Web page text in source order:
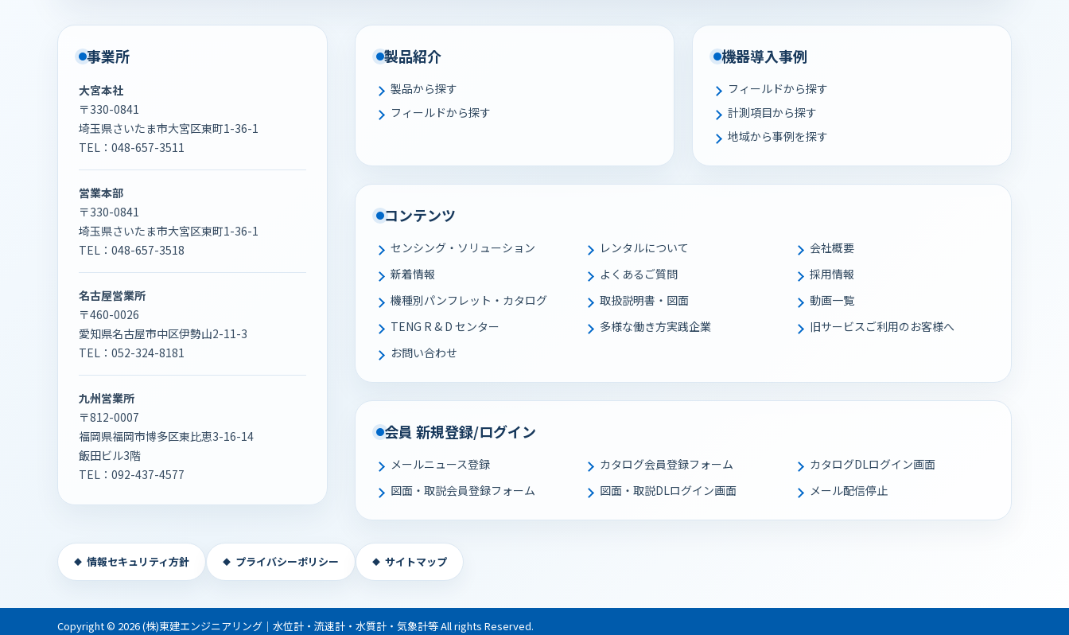
事業所
大宮本社
〒330-0841
埼玉県さいたま市大宮区東町1-36-1
TEL： 048-657-3511
営業本部
〒330-0841
埼玉県さいたま市大宮区東町1-36-1
TEL： 048-657-3518
名古屋営業所
〒460-0026
愛知県名古屋市中区伊勢山2-11-3
TEL： 052-324-8181
九州営業所
〒812-0007
福岡県福岡市博多区東比恵3-16-14
飯田ビル3階
TEL： 092-437-4577
製品紹介
製品から探す
フィールドから探す
機器導入事例
フィールドから探す
計測項目から探す
地域から事例を探す
コンテンツ
センシング・ソリューション レンタルについて
会社概要
新着情報
よくあるご質問
採用情報
機種別パンフレット・カタログ
取扱説明書・図面
動画一覧
TENG R & D センター
多様な働き⽅実践企業
旧サービスご利用のお客様へ
お問い合わせ
会員 新規登録/ログイン
メールニュース登録 カタログ会員登録フォーム
カタログDLログイン画面
図面・取説会員登録フォーム
図面・取説DLログイン画面 メール配信停止
情報セキュリティ方針 プライバシーポリシー サイトマップ
Copyright © 2026 (株)東建エンジニアリング｜水位計・流速計・水質計・気象計等 All rights Reserved.